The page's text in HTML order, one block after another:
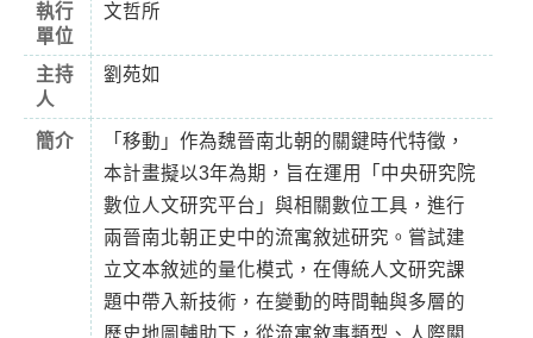
執行
單位
文哲所
主持
人
劉苑如
簡介
「移動」作為魏晉南北朝的關鍵時代特徵，
本計畫擬以3年為期，旨在運用「中央研究院
數位人文研究平台」與相關數位工具，進行
兩晉南北朝正史中的流寓敘述研究。嘗試建
立文本敘述的量化模式，在傳統人文研究課
題中帶入新技術，在變動的時間軸與多層的
歷史地圖輔助下，從流寓敘事類型、人際關